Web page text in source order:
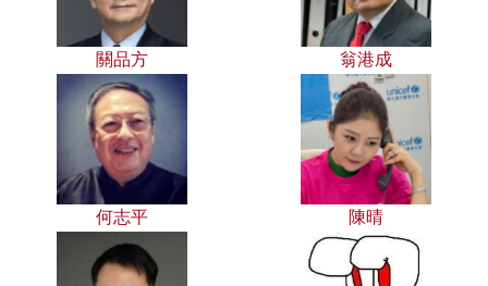
關品方 翁港成
何志平 陳晴